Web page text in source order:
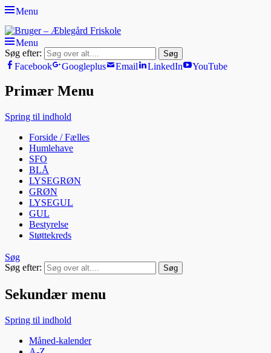
Menu
Bruger - Æblegård Friskole
SIDEN FOR FORÆLDRE, ELEVER OG PERSONALE
Menu
Søg efter:
Facebook Googleplus Email LinkedIn YouTube
Primær Menu
Spring til indhold
Forside / Fælles
Humlehave
SFO
BLÅ
LYSEGRØN
GRØN
LYSEGUL
GUL
Bestyrelse
Støttekreds
Søg
Søg efter:
Sekundær menu
Spring til indhold
Måned-kalender